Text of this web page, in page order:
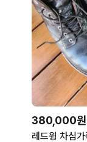
380,000원